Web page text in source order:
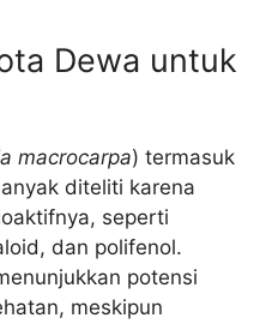
Dewa untuk
macrocarpa) termasuk
diteliti karena
seperti
dan polifenol.
potensi
meskipun